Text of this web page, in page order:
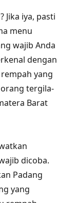
Jika iya, pasti
menu
wajib Anda
dengan
yang
tergila-
Barat
dicoba.
Padang
yang